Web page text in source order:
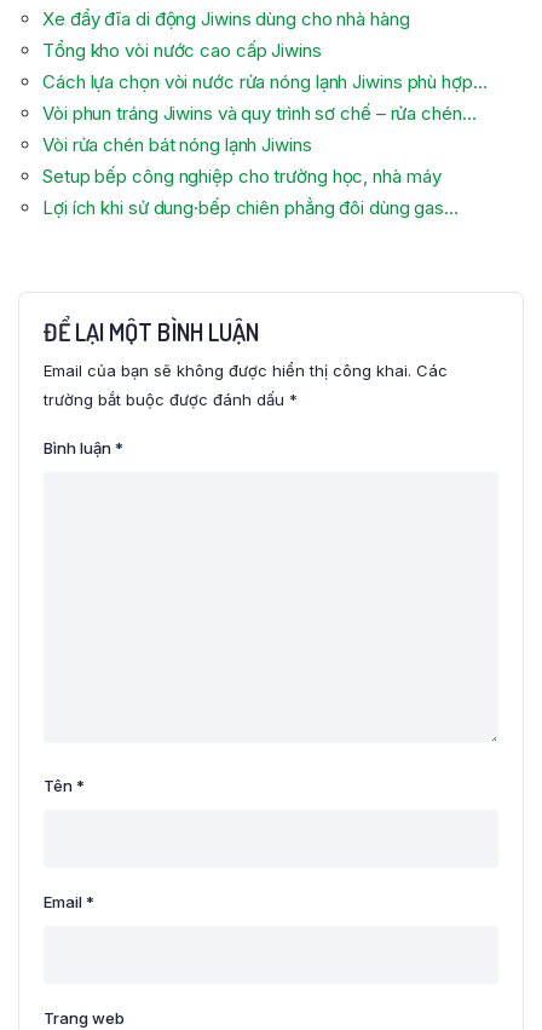
Xe đẩy đĩa di động Jiwins dùng cho nhà hàng
Tổng kho vòi nước cao cấp Jiwins
Cách lựa chọn vòi nước rửa nóng lạnh Jiwins phù hợp…
Vòi phun tráng Jiwins và quy trình sơ chế – rửa chén…
Vòi rửa chén bát nóng lạnh Jiwins
Setup bếp công nghiệp cho trường học, nhà máy
Lợi ích khi sử dung·bếp chiên phẳng đôi dùng gas…
ĐỂ LẠI MỘT BÌNH LUẬN
Email của bạn sẽ không được hiển thị công khai. Các
trường bắt buộc được đánh dấu *
Bình luận*
Tên*
Email*
Trang web